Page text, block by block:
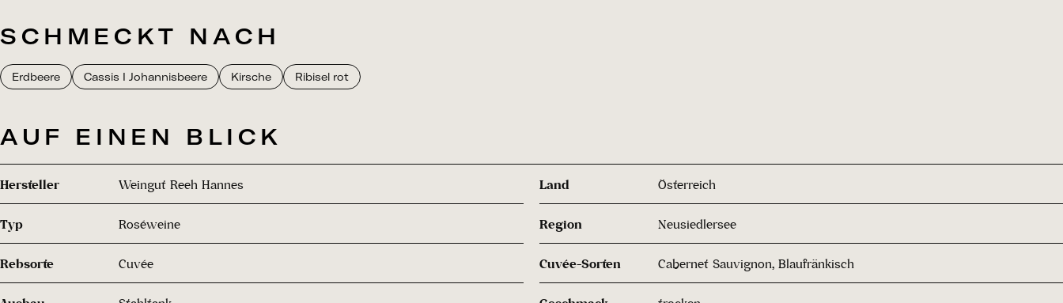
SCHMECKT NACH
Erdbeere Cassis I Johannisbeere Kirsche Ribisel rot
AUF EINEN BLICK
Hersteller Weingut Reeh Hannes Land Österreich
Typ Roséweine Region Neusiedlersee
Rebsorte Cuvée Cuvée-Sorten Cabernet Sauvignon, Blaufränkisch